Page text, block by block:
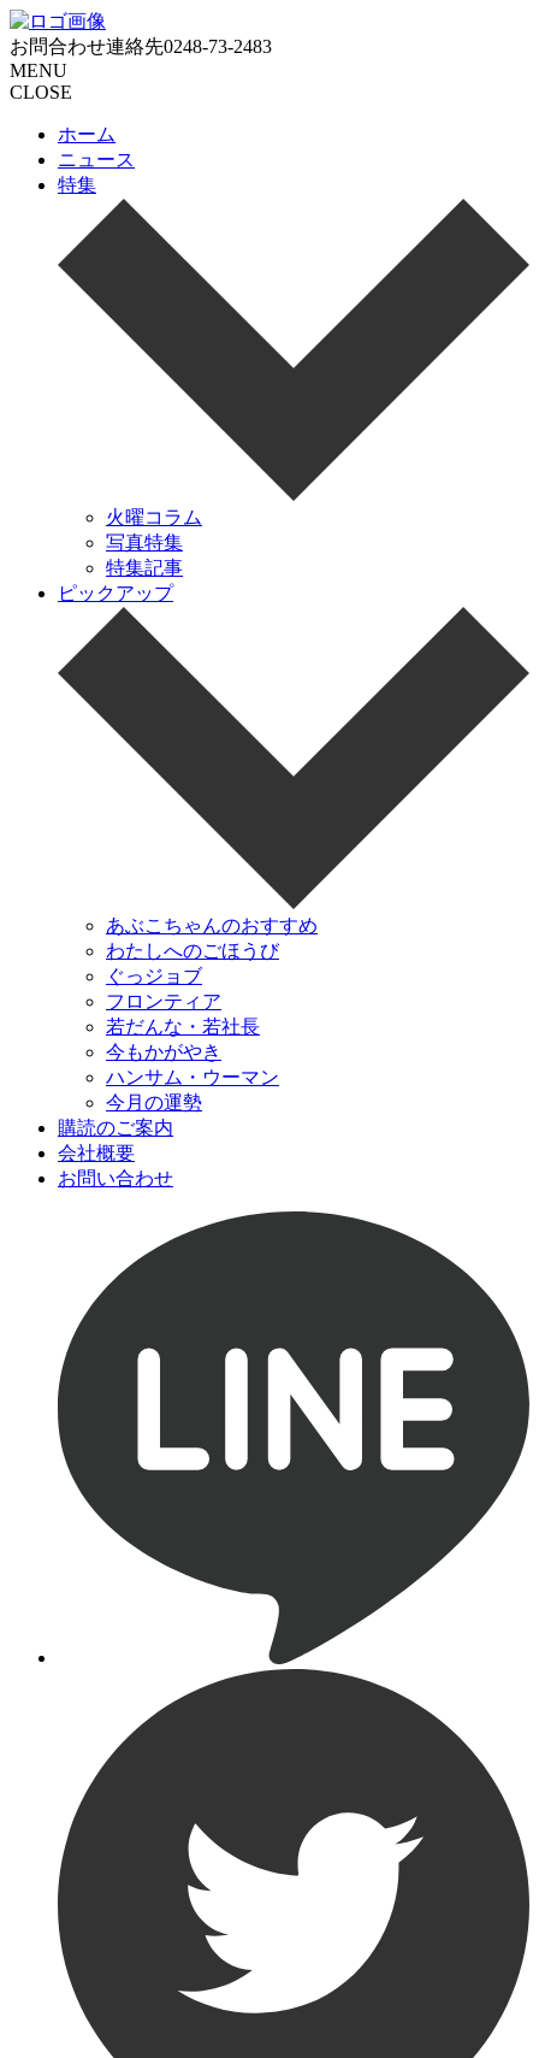
お問合わせ連絡先0248-73-2483
MENU
CLOSE
ホーム
ニュース
特集
火曜コラム
写真特集
特集記事
ピックアップ
あぶこちゃんのおすすめ
わたしへのごほうび
ぐっジョブ
フロンティア
若だんな・若社長
今もかがやき
ハンサム・ウーマン
今月の運勢
購読のご案内
会社概要
お問い合わせ